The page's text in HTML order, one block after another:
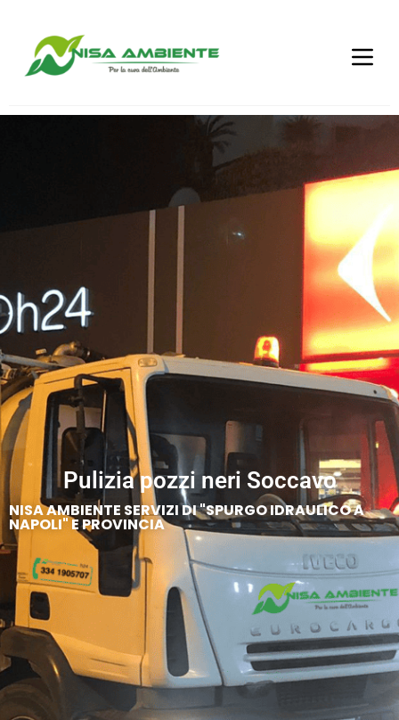
Pulizia pozzi neri Soccavo
NISA AMBIENTE SERVIZI DI "SPURGO IDRAULICO A
NAPOLI" E PROVINCIA